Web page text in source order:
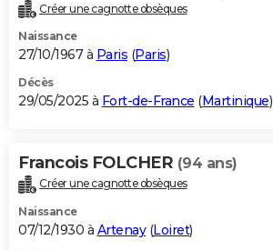
Créer une cagnotte obsèques
Naissance
27/10/1967 à Paris (Paris)
Décès
29/05/2025 à Fort-de-France (Martinique)
Francois FOLCHER (94 ans)
Créer une cagnotte obsèques
Naissance
07/12/1930 à Artenay(Loiret)